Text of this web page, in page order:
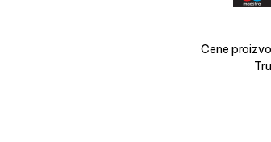
Cene